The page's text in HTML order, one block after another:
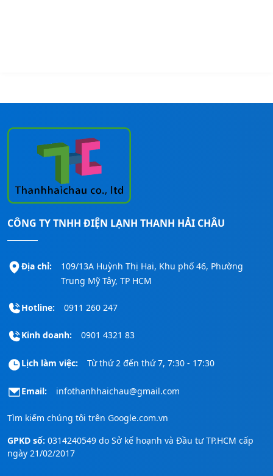
CÔNG TY TNHH ĐIỆN LẠNH THANH HẢI CHÂU
Địa chỉ:
109/13A Huỳnh Thị Hai, Khu phố 46, Phường
Trung Mỹ Tây, TP HCM
Hotline: 0911 260 247
Kinh doanh: 0901 4321 83
Lịch làm việc: Từ thứ 2 đến thứ 7, 7:30 - 17:30
Email: infothanhhaichau@gmail.com
Tìm kiếm chúng tôi trên Google.com.vn
GPKD số: 0314240549 do Sở kế hoạnh và Đầu tư TP.HCM cấp
ngày 21/02/2017